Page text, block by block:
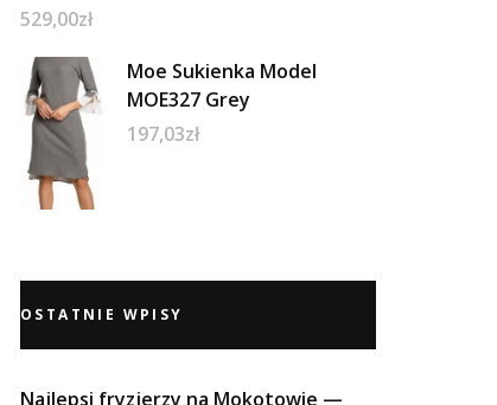
529,00zł
Moe Sukienka Model
MOE327 Grey
197,03zł
OSTATNIE WPISY
Najlepsi fryzjerzy na Mokotowie —